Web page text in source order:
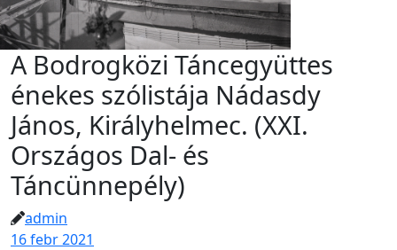
A Bodrogközi Táncegyüttes
énekes szólistája Nádasdy
János, Királyhelmec. (XXI.
Országos Dal- és
Táncünnepély)
admin
16 febr 2021